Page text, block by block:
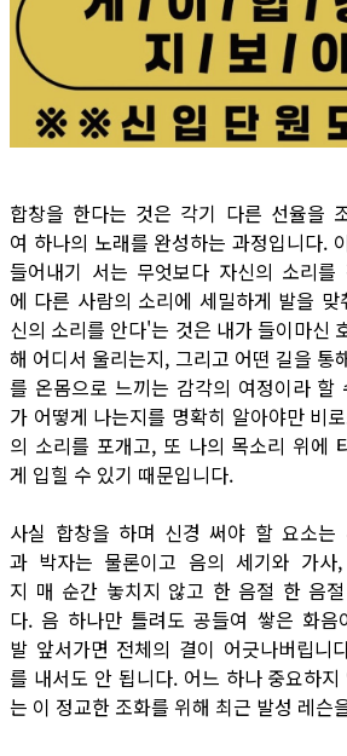
합창을 한다는 것은 각기 다른 선율을
여 하나의 노래를 완성하는 과정입니다.
들어내기 서는 무엇보다 자신의 소리를
에 다른 사람의 소리에 세밀하게 발을
신의 소리를 안다'는 것은 내가 들이마신
해 어디서 울리는지, 그리고 어떤 길을 통
를 온몸으로 느끼는 감각의 여정이라 할
가 어떻게 나는지를 명확히 알아야만 비
의 소리를 포개고, 또 나의 목소리 위에
게 입힐 수 있기 때문입니다.
사실 합창을 하며 신경 써야 할 요소는
과 박자는 물론이고 음의 세기와 가
지 매 순간 놓치지 않고 한 음절 한 음
다. 음 하나만 틀려도 공들여 쌓은 화음
발 앞서가면 전체의 결이 어긋나버립니
를 내서도 안 됩니다. 어느 하나 중요하
는 이 정교한 조화를 위해 최근 발성 레슨